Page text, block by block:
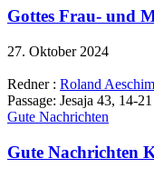
Gottes Frau- und
27. Oktober 2024
Redner : Roland
Passage: Jesaja 43, 14-21
Gute Nachrichten
Gute Nachrichten